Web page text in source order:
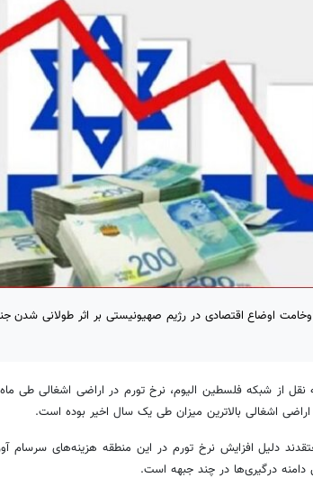
اوضاع اقتصادی در رژیم صهیونیستی بر اثر طولانی شدن
نقل از شبکه فلسطین الیوم، نرخ تورم در اراضی اشغالی طی
اشغالی بالاترین میزان طی یک سال اخیر بوده است.
دلیل افزایش نرخ تورم در این منطقه هزینه‌های سرسام
درگیری‌ها در چند جبهه است.